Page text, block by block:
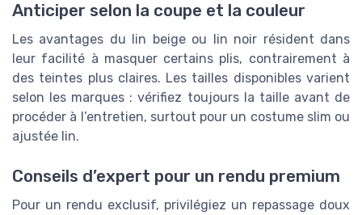
Anticiper selon la coupe et la couleur
Les avantages du lin beige ou lin noir résident dans
leur facilité à masquer certains plis, contrairement à
des teintes plus claires. Les tailles disponibles varient
selon les marques : vérifiez toujours la taille avant de
procéder à l’entretien, surtout pour un costume slim ou
ajustée lin.
Conseils d’expert pour un rendu premium
Pour un rendu exclusif, privilégiez un repassage doux